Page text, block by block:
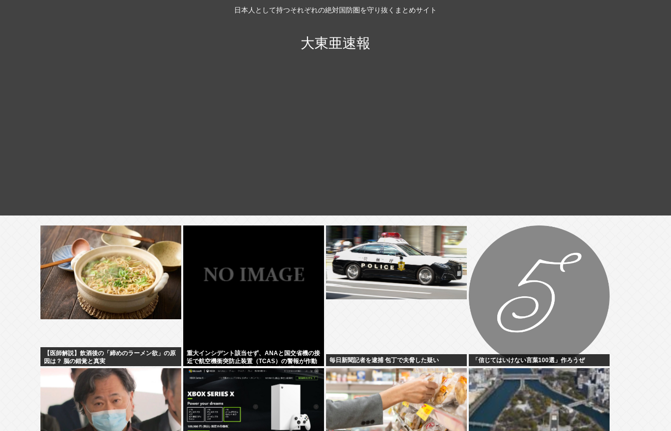
日本人として持つそれぞれの絶対国防圏を守り抜くまとめサイト
大東亜速報
【医師解説】飲酒後の「締めのラーメン欲」の原
因は？ 脳の錯覚と真実
重大インシデント該当せず、ANAと国交省機の接
近で航空機衝突防止装置（TCAS）の警報が作動
したトラブル、羽田空港沖、全日空に通知
毎日新聞記者を逮捕 包丁で夫脅した疑い 「信じてはいけない言葉100選」作ろうぜ